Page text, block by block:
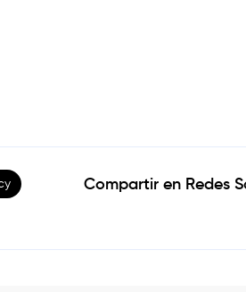
Compartir en Redes